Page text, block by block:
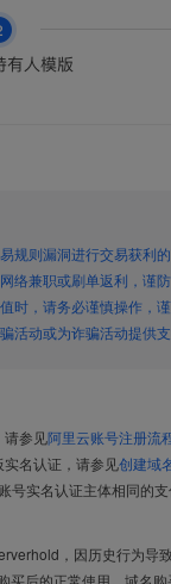
规则漏洞进行交易获利的
络兼职或刷单返利，谨防
时，请务必谨慎操作，谨
活动或为诈骗活动提供支
请参见阿里云账号注册流
名认证，请参见创建域
号实名认证主体相同的支
，因历史行为
买后的正常使用。域名